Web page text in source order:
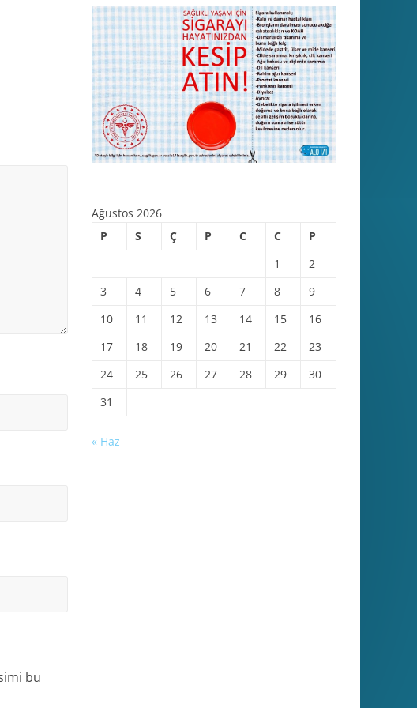
bu
Ağustos 2026
P
S Ç P C C
P
1
2
3
4 5 6 7 8
9
10
11 12 13 14 15
16
17
18 19 20 21 22
23
24
25 26 27 28 29
30
31
« Haz